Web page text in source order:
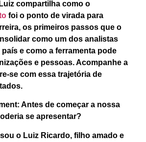
compartilha como o
foi o ponto de virada para
os primeiros passos que o
como um dos analistas
e como a ferramenta pode
e pessoas. Acompanhe a
se com essa trajetória de
Antes de começar a nossa
se apresentar?
sou o Luiz Ricardo, filho amado e